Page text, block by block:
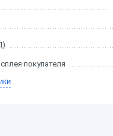
покупателя